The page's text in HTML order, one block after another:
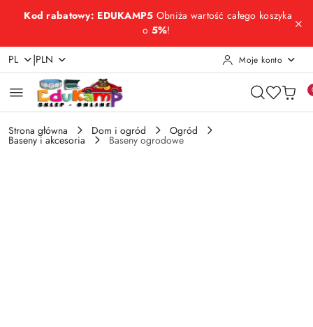
Przejdź do treści głównej
Przejdź do wyszukiwarki
Przejdź do moje konto
Przejdź do menu głównego
Przejdź do opisu produktu
Przejdź do stopki
Kod rabatowy: EDUKAMP5 Obniża wartość całego koszyka
o 5%!
PL |PLN Moje konto
Strona główna Dom i ogród Ogród
Baseny i akcesoria Baseny ogrodowe